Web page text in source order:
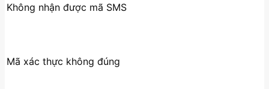
Không nhận được mã SMS
Mã xác thực không đúng